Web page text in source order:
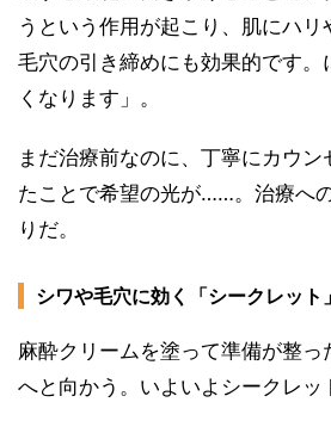
うという作用が起こり、肌にハリ
毛穴の引き締めにも効果的です。
くなります」。
まだ治療前なのに、丁寧にカウン
たことで希望の光が……。治療へ
りだ。
シワや毛穴に効く「シークレット
麻酔クリームを塗って準備が整っ
へと向かう。いよいよシークレッ